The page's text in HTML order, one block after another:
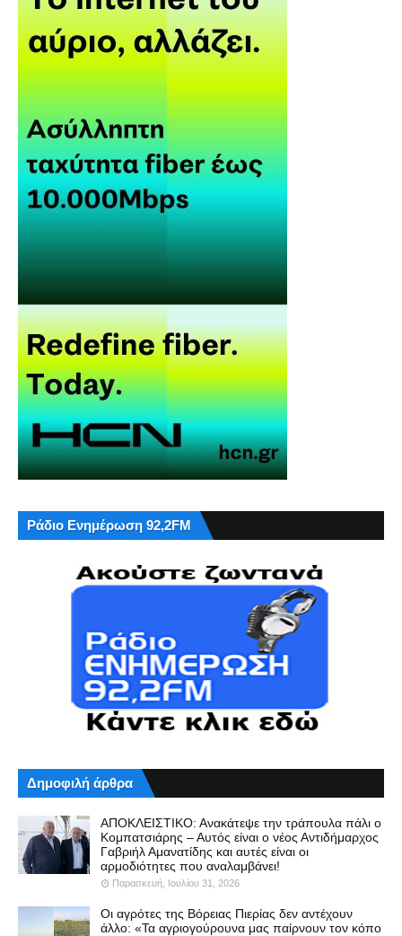
Ράδιο Ενημέρωση 92,2FM
Δημοφιλή άρθρα
ΑΠΟΚΛΕΙΣΤΙΚΟ: Ανακάτεψε την τράπουλα πάλι ο
Κομπατσιάρης – Αυτός είναι ο νέος Αντιδήμαρχος
Γαβριήλ Αμανατίδης και αυτές είναι οι
αρμοδιότητες που αναλαμβάνει!
Παρασκευή, Ιουλίου 31, 2026
Οι αγρότες της Βόρειας Πιερίας δεν αντέχουν
άλλο: «Τα αγριογούρουνα μας παίρνουν τον κόπο